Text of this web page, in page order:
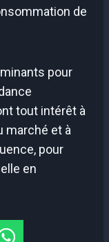
de
pour
tout intérêt à
marché et à
pour
en